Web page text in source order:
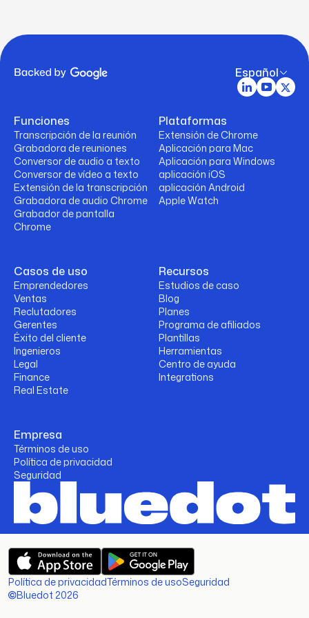
Español
Funciones
Transcripción de la reunión
Grabadora de reuniones
Conversor de audio a texto
Conversor de vídeo a texto
Extensión de la transcripción
Grabadora de audio Chrome
Grabador de pantalla
Chrome
Plataformas
Extensión de Chrome
Aplicación para Mac
Aplicación para Windows
aplicación iOS
aplicación Android
Apple Watch
Casos de uso
Emprendedores
Ventas
Reclutadores
Gerentes
Éxito del cliente
Ingenieros
Legal
Finance
Real Estate
Recursos
Estudios de caso
Blog
Planes
Programa de afiliados
Plantillas
Herramientas
Centro de ayuda
Integrations
Empresa
Términos de uso
Política de privacidad
Seguridad
Bluedot 2026
Política de privacidadTérminos de usoSeguridad